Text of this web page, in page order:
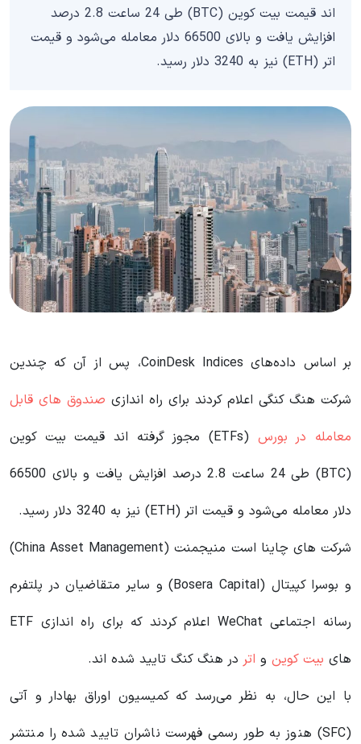
اند قیمت بیت کوین (BTC) طی 24 ساعت 2.8 درصد
افزایش یافت و بالای 66500 دلار معامله می‌شود و قیمت
اتر (ETH) نیز به 3240 دلار رسید.
بر اساس داده‌های CoinDesk Indices، پس از آن که چندین
شرکت هنگ کنگی اعلام کردند برای راه اندازی صندوق های قابل
معامله در بورس
(ETFs) مجوز گرفته اند قیمت بیت کوین
(BTC) طی 24 ساعت 2.8 درصد افزایش یافت و بالای 66500
دلار معامله می‌شود و قیمت اتر (ETH) نیز به 3240 دلار رسید.
شرکت های چاینا است منیجمنت (China Asset Management)
و بوسرا کپیتال (Bosera Capital) و سایر متقاضیان در پلتفرم
رسانه اجتماعی WeChat اعلام کردند که برای راه اندازی ETF
های بیت کوین و اتر در هنگ کنگ تایید شده اند.
با این حال، به نظر می‌رسد که کمیسیون اوراق بهادار و آتی
(SFC) هنوز به طور رسمی فهرست ناشران تایید شده را منتشر